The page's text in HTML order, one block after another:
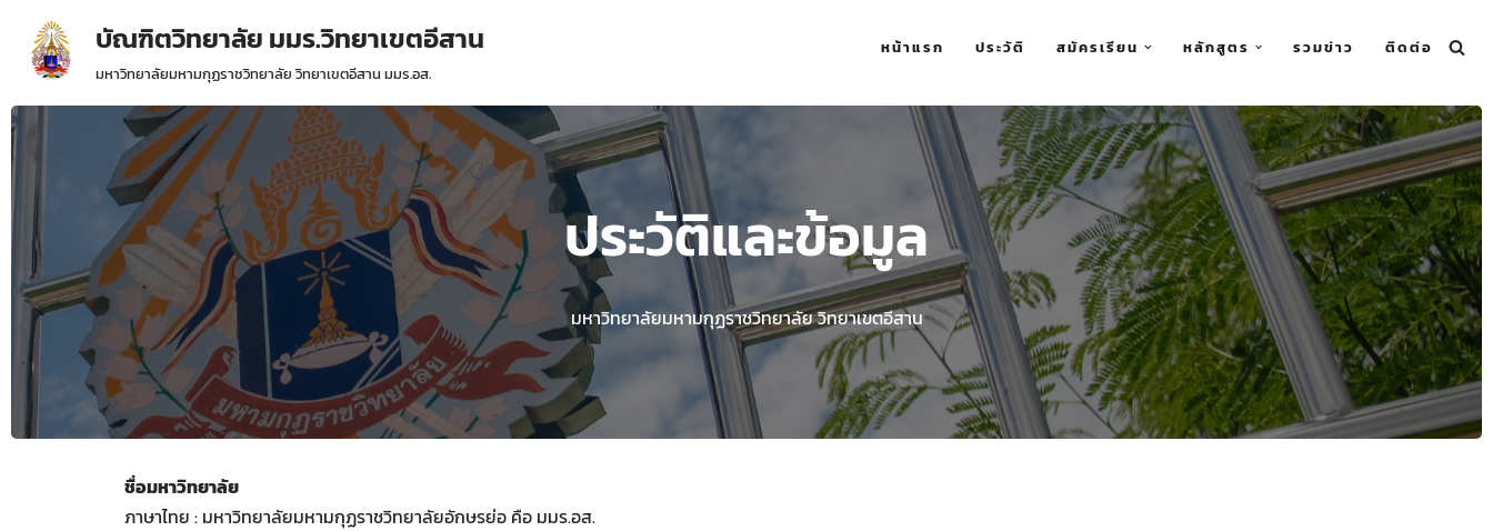
Skip
content
บัณฑิตวิทยาลัย มมร.วิทยาเขตอีสาน
มหาวิทยาลัยมหามกุฏราชวิทยาลัย วิทยาเขตอีสาน มมร.อส.
หน้าแรก ประวัติ สมัครเรียน หลักสูตร รวมข่าว ติดต่อ
ประวัติและข้อมูล
มหาวิทยาลัยมหามกุฏราชวิทยาลัย วิทยาเขตอีสาน
ประวัติและข้อมูล
มหาวิทยาลัยมหามกุฏราชวิทยาลัย วิทยาเขตอีสาน
ชื่อมหาวิทยาลัย
ภาษาไทย : มหาวิทยาลัยมหามกุฏราชวิทยาลัยอักษรย่อ คือ มมร.อส.